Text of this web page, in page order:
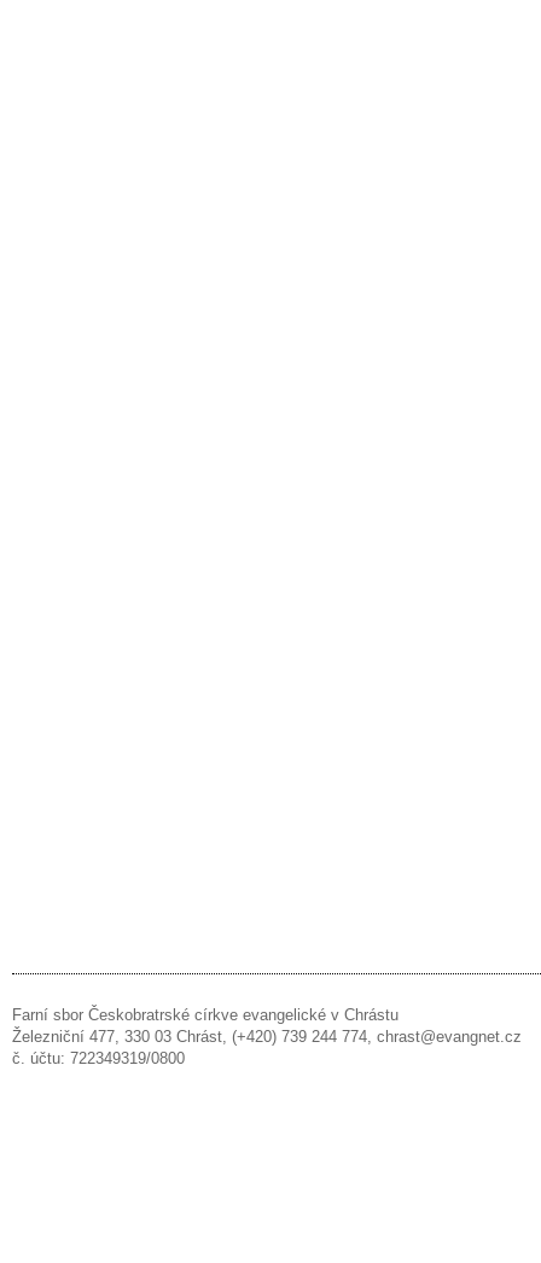
Farní sbor Českobratrské církve evangelické v Chrástu
Železniční 477, 330 03 Chrást, (+420) 739 244 774, chrast@evangnet.cz
č. účtu: 722349319/0800